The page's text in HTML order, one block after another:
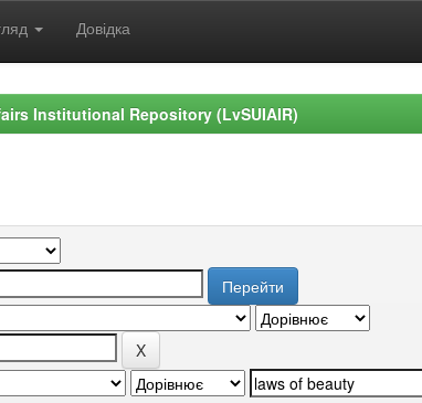
Довідка
Institutional Repository (LvSUIAIR)